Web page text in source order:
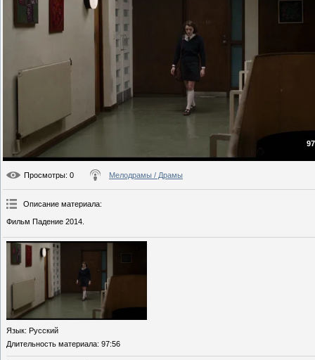
Просмотры: 0 Мелодрамы / Драмы
Описание материала:
Фильм Падение 2014.
Язык: Русский
Длительность материала: 97:56